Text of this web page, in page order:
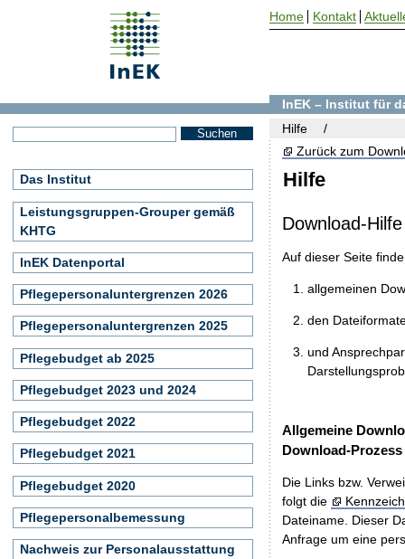
Hilfe
Zurück zum
Download-Hilfe
Auf dieser Seite
allgemeinen
den
und
Allgemeine
Download-Prozess
Die Links bzw.
folgt die
Dateiname. Dieser
Anfrage um eine
InEK – Institut für
Hilfe
Das Institut
Leistungsgruppen-Grouper gemäß
KHTG
InEK Datenportal
Pflegepersonaluntergrenzen 2026
Pflegepersonaluntergrenzen 2025
Pflegebudget ab 2025
Pflegebudget 2023 und 2024
Pflegebudget 2022
Pflegebudget 2021
Pflegebudget 2020
Pflegepersonalbemessung
Nachweis zur Personalausstattung
Home Kontakt